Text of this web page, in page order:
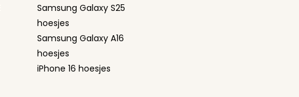
Samsung Galaxy S25
hoesjes
Samsung Galaxy A16
hoesjes
iPhone 16 hoesjes